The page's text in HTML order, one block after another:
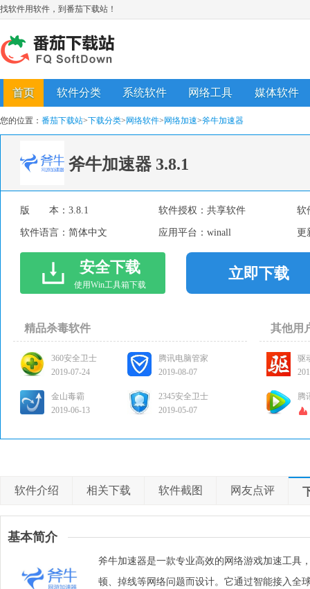
找软件用软件，到番茄下载站！
首页 软件分类 系统软件 网络工具 媒体软件
您的位置： 番茄下载站>下载分类> 网络软件> 网络加速>斧牛加速器
斧牛加速器 3.8.1
版 本： 3.8.1 软件授权： 共享软件 软
软件语言： 简体中文 应用平台： winall 更
安全下载
使用Win工具箱下载
立即下载
精品杀毒软件
360安全卫士
2019-07-24
腾讯电脑管家
2019-08-07
金山毒霸
2019-06-13
2345安全卫士
2019-05-07
其他用
驱
腾
软件介绍 相关下载 软件截图 网友点评
基本简介
斧牛加速器是一款专业高效的网络游戏加速工具
顿、掉线等网络问题而设计。它通过智能接入全